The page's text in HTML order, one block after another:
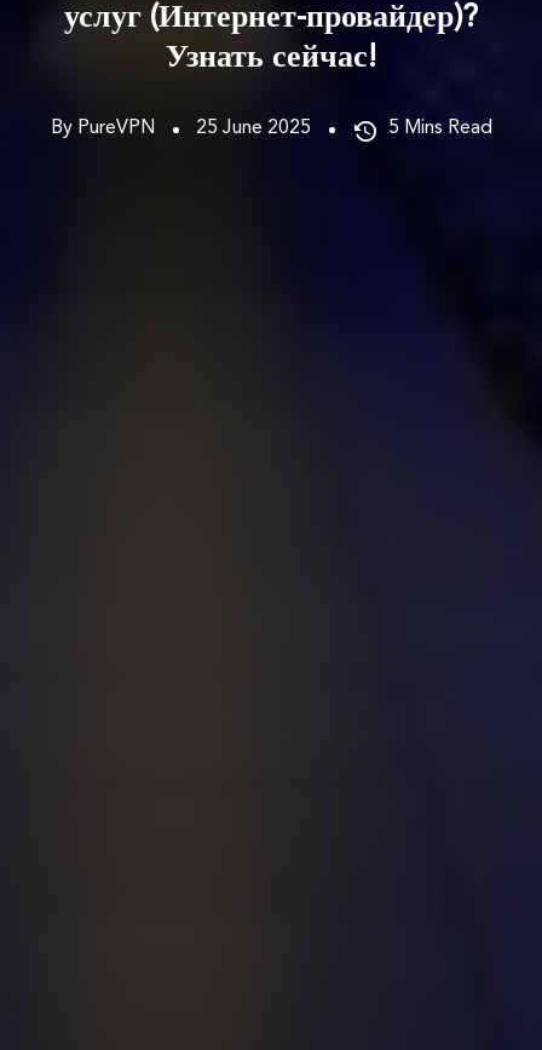
услуг (Интернет-провайдер)?
Узнать сейчас!
By PureVPN 25 June 2025 5 Mins Read